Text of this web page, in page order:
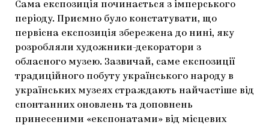
Сама експозиція починається з імперського
періоду. Приємно було констатувати, що
первісна експозиція збережена до нині, яку
розробляли художники-декоратори з
обласного музею. Зазвичай, саме експозиції
традиційного побуту українського народу в
українських музеях страждають найчастіше від
спонтанних оновлень та доповнень
принесеними «експонатами» від місцевих